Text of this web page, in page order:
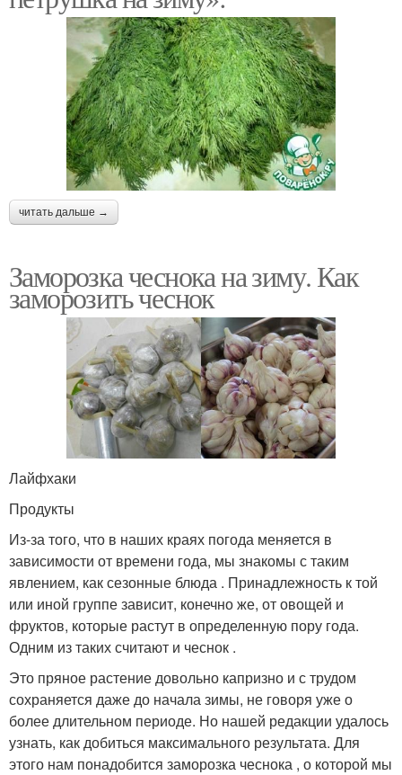
читать дальше →
Заморозка чеснока на зиму. Как
заморозить чеснок
Лайфхаки
Продукты
Из-за того, что в наших краях погода меняется в
зависимости от времени года, мы знакомы с таким
явлением, как сезонные блюда . Принадлежность к той
или иной группе зависит, конечно же, от овощей и
фруктов, которые растут в определенную пору года.
Одним из таких считают и чеснок .
Это пряное растение довольно капризно и с трудом
сохраняется даже до начала зимы, не говоря уже о
более длительном периоде. Но нашей редакции удалось
узнать, как добиться максимального результата. Для
этого нам понадобится заморозка чеснока , о которой мы